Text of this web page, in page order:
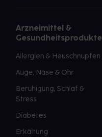
Arzneimittel &
Gesundheitsprodukte
Allergien & Heuschnupfen
Auge, Nase & Ohr
Beruhigung, Schlaf &
Stress
Diabetes
Erkältung